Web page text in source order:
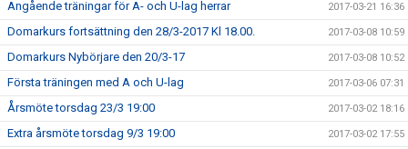
Angående träningar för A- och U-lag herrar 2017-03-21 16:36
Domarkurs fortsättning den 28/3-2017 Kl 18.00. 2017-03-08 10:59
Domarkurs Nybörjare den 20/3-17 2017-03-08 10:52
Första träningen med A och U-lag 2017-03-06 07:31
Årsmöte torsdag 23/3 19:00 2017-03-02 18:16
Extra årsmöte torsdag 9/3 19:00 2017-03-02 17:55